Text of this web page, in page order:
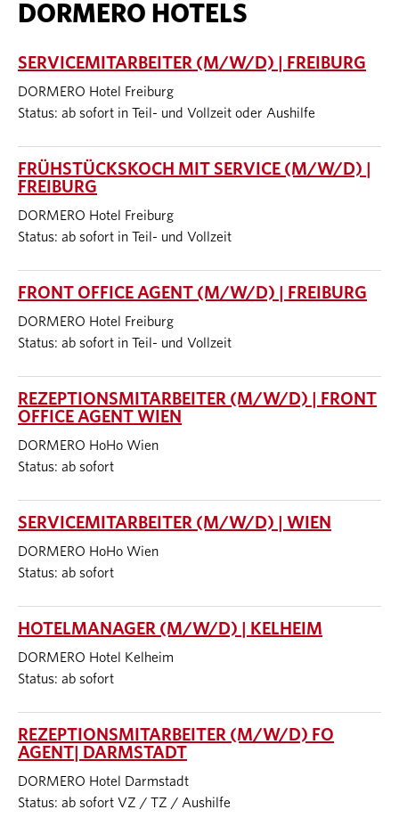
DORMERO HOTELS
SERVICEMITARBEITER (M/W/D) | FREIBURG
DORMERO Hotel Freiburg
Status: ab sofort in Teil- und Vollzeit oder Aushilfe
FRÜHSTÜCKSKOCH MIT SERVICE (M/W/D) |
FREIBURG
DORMERO Hotel Freiburg
Status: ab sofort in Teil- und Vollzeit
FRONT OFFICE AGENT (M/W/D) | FREIBURG
DORMERO Hotel Freiburg
Status: ab sofort in Teil- und Vollzeit
REZEPTIONSMITARBEITER (M/W/D) | FRONT
OFFICE AGENT WIEN
DORMERO HoHo Wien
Status: ab sofort
SERVICEMITARBEITER (M/W/D) | WIEN
DORMERO HoHo Wien
Status: ab sofort
HOTELMANAGER (M/W/D) | KELHEIM
DORMERO Hotel Kelheim
Status: ab sofort
REZEPTIONSMITARBEITER (M/W/D) FO
AGENT| DARMSTADT
DORMERO Hotel Darmstadt
Status: ab sofort VZ / TZ / Aushilfe